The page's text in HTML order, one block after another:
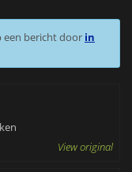
een bericht door in
View original